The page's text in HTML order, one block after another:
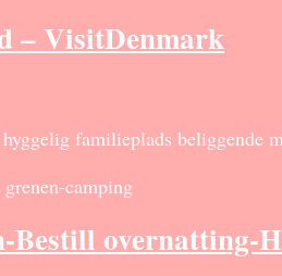
– VisitDenmark
familieplads beliggende
camping
Bestill overnatting-